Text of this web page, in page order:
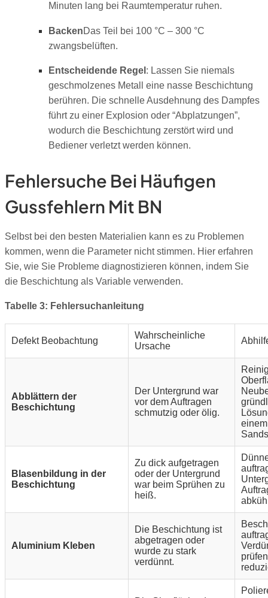
Minuten lang bei Raumtemperatur ruhen.
BackenDas Teil bei 100 °C – 300 °C
zwangsbelüften.
Entscheidende Regel : Lassen Sie niemals
geschmolzenes Metall eine nasse Beschichtung
berühren. Die schnelle Ausdehnung des Dampfes
führt zu einer Explosion oder “Abplatzungen”,
wodurch die Beschichtung zerstört wird und
Bediener verletzt werden können.
Fehlersuche Bei Häufigen
Gussfehlern Mit BN
Selbst bei den besten Materialien kann es zu Problemen
kommen, wenn die Parameter nicht stimmen. Hier erfahren
Sie, wie Sie Probleme diagnostizieren können, indem Sie
die Beschichtung als Variable verwenden.
Tabelle 3: Fehlersuchanleitung
Defekt Beobachtung
Wahrscheinliche
Ursache
Abblättern der
Beschichtung
Der Untergrund war
vor dem Auftragen
schmutzig oder ölig.
einem
Blasenbildung in der
Beschichtung
Zu dick aufgetragen
oder der Untergrund
war beim Sprühen zu
heiß.
Aluminium Kleben
Die Beschichtung ist
abgetragen oder
wurde zu stark
verdünnt.